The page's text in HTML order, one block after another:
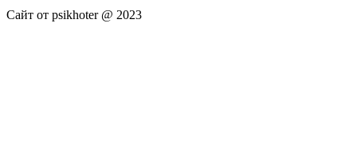
Сайт от psikhoter @ 2023